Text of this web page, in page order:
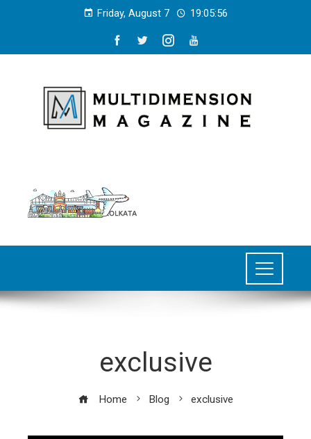
Friday, August 7 19:05:57
exclusive
Home Blog exclusive